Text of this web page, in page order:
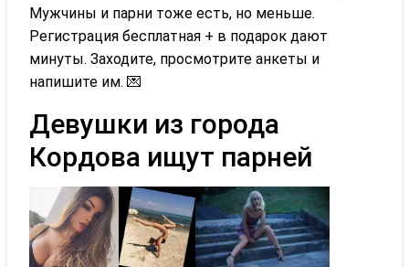
Мужчины и парни тоже есть, но меньше.
Регистрация бесплатная + в подарок дают
минуты. Заходите, просмотрите анкеты и
напишите им. 💌
Девушки из города
Кордова ищут парней